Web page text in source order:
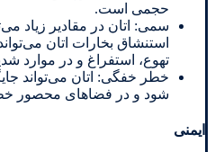
حجمی است.
سمی: اتان در مقادیر زیاد
استنشاق بخارات اتان
تهوع، استفراغ و در موارد
خطر خفگی: اتان می‌تواند
شود و در فضاهای محصور
ایمنی